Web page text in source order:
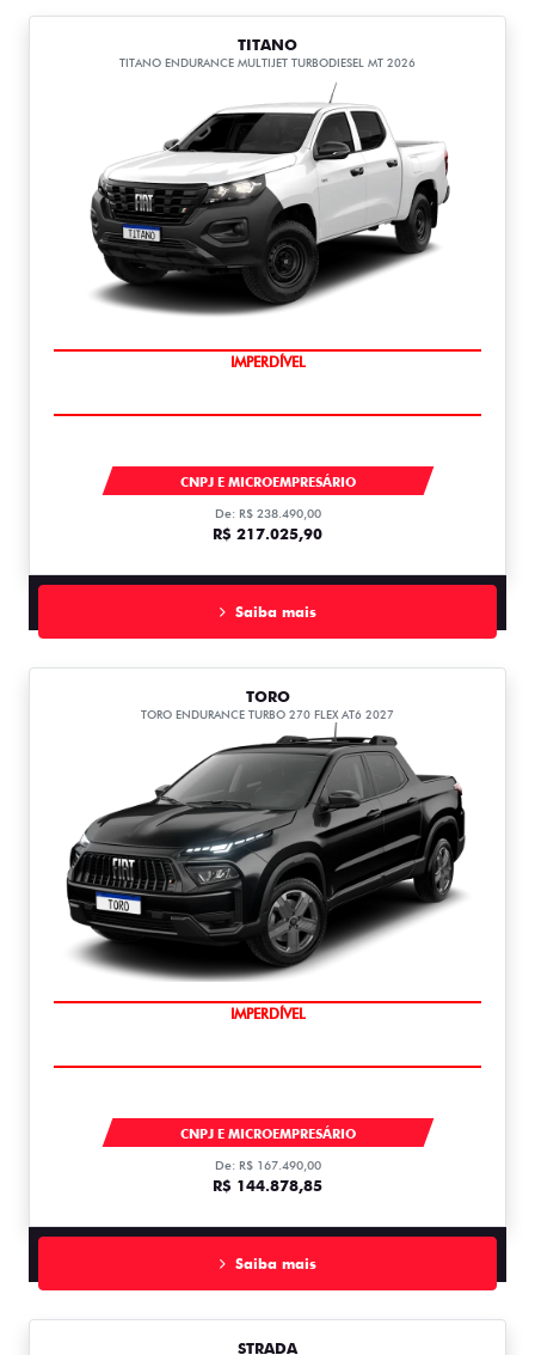
TITANO
TITANO ENDURANCE MULTIJET TURBODIESEL MT 2026
IMPERDÍVEL
CNPJ E MICROEMPRESÁRIO
De: R$ 238.490,00
R$ 217.025,90
Saiba mais
TORO
TORO ENDURANCE TURBO 270 FLEX AT6 2027
IMPERDÍVEL
CNPJ E MICROEMPRESÁRIO
De: R$ 167.490,00
R$ 144.878,85
Saiba mais
STRADA